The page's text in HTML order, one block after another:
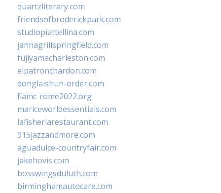
quartzliterary.com
friendsofbroderickpark.com
studiopiattellina.com
jannagrillspringfield.com
fujiyamacharleston.com
elpatronchardon.com
donglaishun-order.com
fiamc-rome2022.org
mariceworldessentials.com
lafisheriarestaurant.com
915jazzandmore.com
aguadulce-countryfair.com
jakehovis.com
bosswingsduluth.com
birminghamautocare.com